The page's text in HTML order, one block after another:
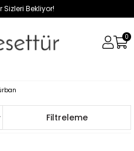
Sizleri Bekliyor!
0
Filtreleme